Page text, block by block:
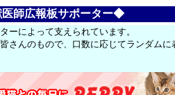
師広報板サポーター◆
ーによって支えられています。
さんのもので、口数に応じてランダムに